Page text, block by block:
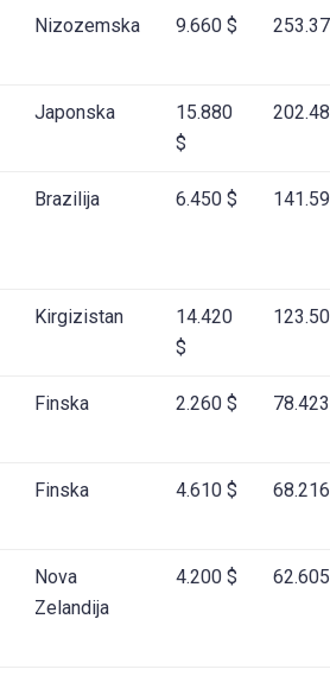
Nizozemska 9.660 $
Japonska
15.880
$
Brazilija 6.450 $
Kirgizistan
14.420
$
Finska 2.260 $
Finska 4.610 $
Nova
Zelandija
4.200 $